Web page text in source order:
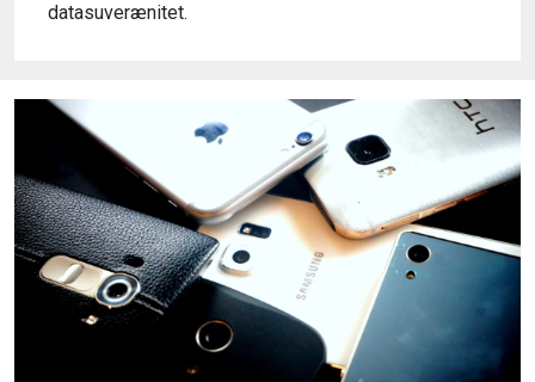
datasuverænitet.